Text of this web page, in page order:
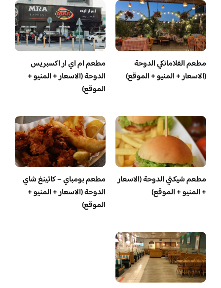
مطعم الفلامانكي الدوحة
(الاسعار + المنيو + الموقع)
مطعم ام اي ار اكسبريس
الدوحة (الاسعار + المنيو +
الموقع)
مطعم شيكتي الدوحة (الاسعار
+ المنيو + الموقع)
مطعم بومباي – كاتينغ شاي
الدوحة (الاسعار + المنيو +
الموقع)